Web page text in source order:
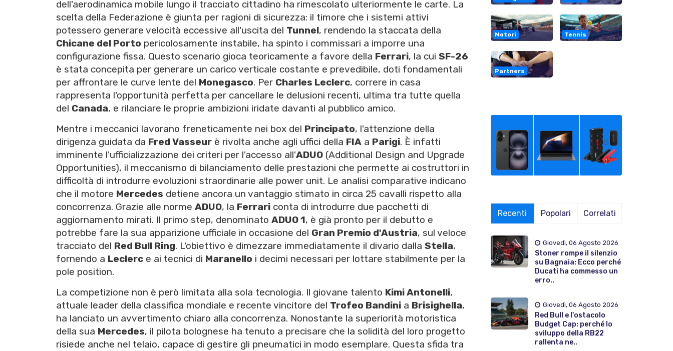
dell'aerodinamica mobile lungo il tracciato cittadino ha rimescolato ulteriormente le carte. La
scelta della Federazione è giunta per ragioni di sicurezza: il timore che i sistemi attivi
potessero generare velocità eccessive all'uscita del Tunnel, rendendo la staccata della
Chicane del Porto pericolosamente instabile, ha spinto i commissari a imporre una
configurazione fissa. Questo scenario gioca teoricamente a favore della Ferrari, la cui SF-26
è stata concepita per generare un carico verticale costante e prevedibile, doti fondamentali
per affrontare le curve lente del Monegasco. Per Charles Leclerc, correre in casa
rappresenta l'opportunità perfetta per cancellare le delusioni recenti, ultima tra tutte quella
del Canada, e rilanciare le proprie ambizioni iridate davanti al pubblico amico.
Mentre i meccanici lavorano freneticamente nei box del Principato, l'attenzione della
dirigenza guidata da Fred Vasseur è rivolta anche agli uffici della FIA a Parigi. È infatti
imminente l'ufficializzazione dei criteri per l'accesso all'ADUO (Additional Design and Upgrade
Opportunities), il meccanismo di bilanciamento delle prestazioni che permette ai costruttori in
difficoltà di introdurre evoluzioni straordinarie alle power unit. Le analisi comparative indicano
che il motore Mercedes detiene ancora un vantaggio stimato in circa 25 cavalli rispetto alla
concorrenza. Grazie alle norme ADUO, la Ferrari conta di introdurre due pacchetti di
aggiornamento mirati. Il primo step, denominato ADUO 1, è già pronto per il debutto e
potrebbe fare la sua apparizione ufficiale in occasione del Gran Premio d'Austria, sul veloce
tracciato del Red Bull Ring. L'obiettivo è dimezzare immediatamente il divario dalla Stella,
fornendo a Leclerc e ai tecnici di Maranello i decimi necessari per lottare stabilmente per la
pole position.
La competizione non è però limitata alla sola tecnologia. Il giovane talento Kimi Antonelli,
attuale leader della classifica mondiale e recente vincitore del Trofeo Bandini a Brisighella,
ha lanciato un avvertimento chiaro alla concorrenza. Nonostante la superiorità motoristica
della sua Mercedes, il pilota bolognese ha tenuto a precisare che la solidità del loro progetto
risiede anche nel telaio, capace di gestire gli pneumatici in modo esemplare. Questa sfida tra
Motori Tennis
Partners
Recenti Popolari Correlati
Giovedì, 06 Agosto 2026
Stoner rompe il silenzio
su Bagnaia: Ecco perché
Ducati ha commesso un
erro..
Giovedì, 06 Agosto 2026
Red Bull e l'ostacolo
Budget Cap: perché lo
sviluppo della RB22
rallenta ne..